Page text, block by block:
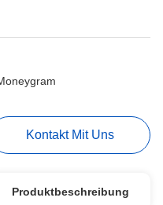
Kontakt Mit Uns
Produktbeschreibung